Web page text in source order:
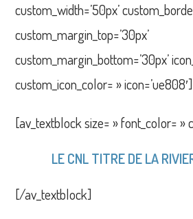
custom_width=’50px’
custom_margin_top=’30px’
custom_margin_bottom=’30px’
custom_icon_color= » icon=’ue808′]
[av_textblock size= » font_color= »
LE CNL TITRE DE LA
[/av_textblock]